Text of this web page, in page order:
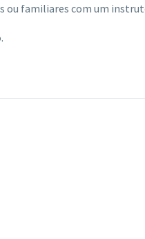
ou familiares com um